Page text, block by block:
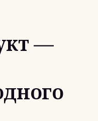
—